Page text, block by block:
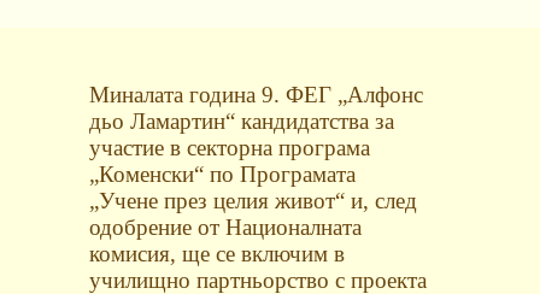
Миналата година 9. ФЕГ „Алфонс
дьо Ламартин“ кандидатства за
участие в секторна програма
„Коменски“ по Програмата
„Учене през целия живот“ и, след
одобрение от Националната
комисия, ще се включим в
училищно партньорство с проекта